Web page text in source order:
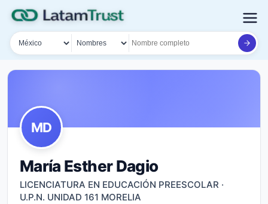
País
Tipo de búsqueda
Nombre o documento
MD
María Esther Dagio
LICENCIATURA EN EDUCACIÓN PREESCOLAR ·
U.P.N. UNIDAD 161 MORELIA